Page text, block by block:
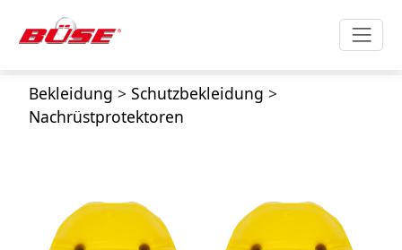
Bekleidung > Schutzbekleidung >
Nachrüstprotektoren